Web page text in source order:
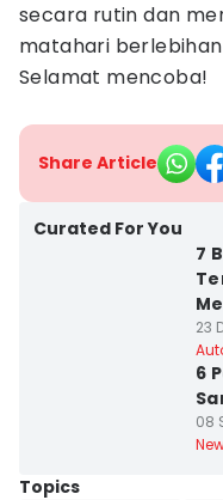
secara rutin dan
matahari
Selamat mencoba!
Share Article
Curated For You
7
23
6
08
Topics